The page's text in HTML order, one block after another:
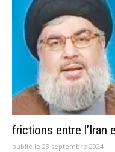
frictions entre l’Iran
publié le 23 septembre 2024